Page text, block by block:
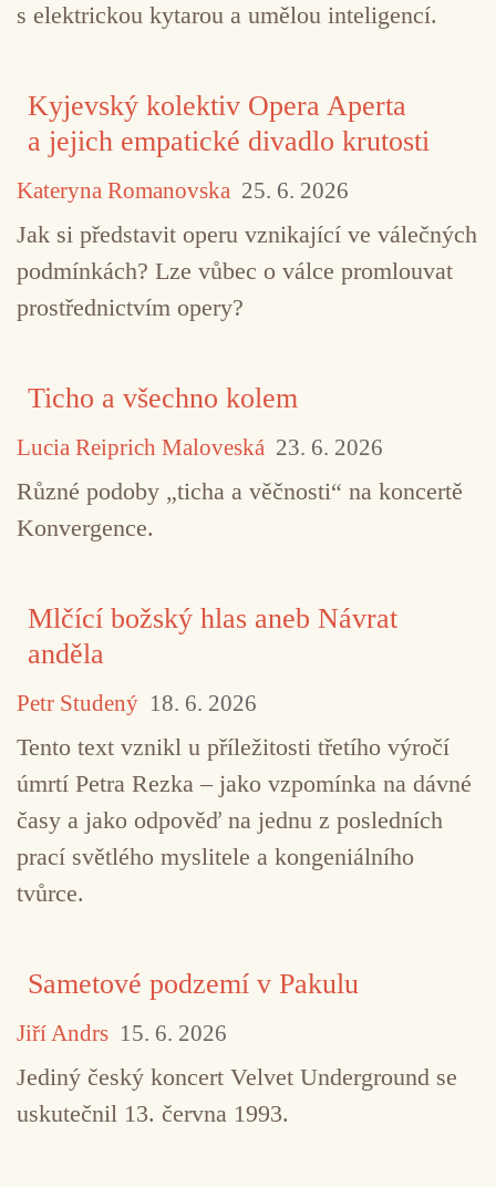
s elektrickou kytarou a umělou inteligencí.
Kyjevský kolektiv Opera Aperta
a jejich empatické divadlo krutosti
Kateryna Romanovska 25. 6. 2026
Jak si představit operu vznikající ve válečných
podmínkách? Lze vůbec o válce promlouvat
prostřednictvím opery?
Ticho a všechno kolem
Lucia Reiprich Maloveská 23. 6. 2026
Různé podoby „ticha a věčnosti“ na koncertě
Konvergence.
Mlčící božský hlas aneb Návrat
anděla
Petr Studený 18. 6. 2026
Tento text vznikl u příležitosti třetího výročí
úmrtí Petra Rezka – jako vzpomínka na dávné
časy a jako odpověď na jednu z posledních
prací světlého myslitele a kongeniálního
tvůrce.
Sametové podzemí v Pakulu
Jiří Andrs 15. 6. 2026
Jediný český koncert Velvet Underground se
uskutečnil 13. června 1993.